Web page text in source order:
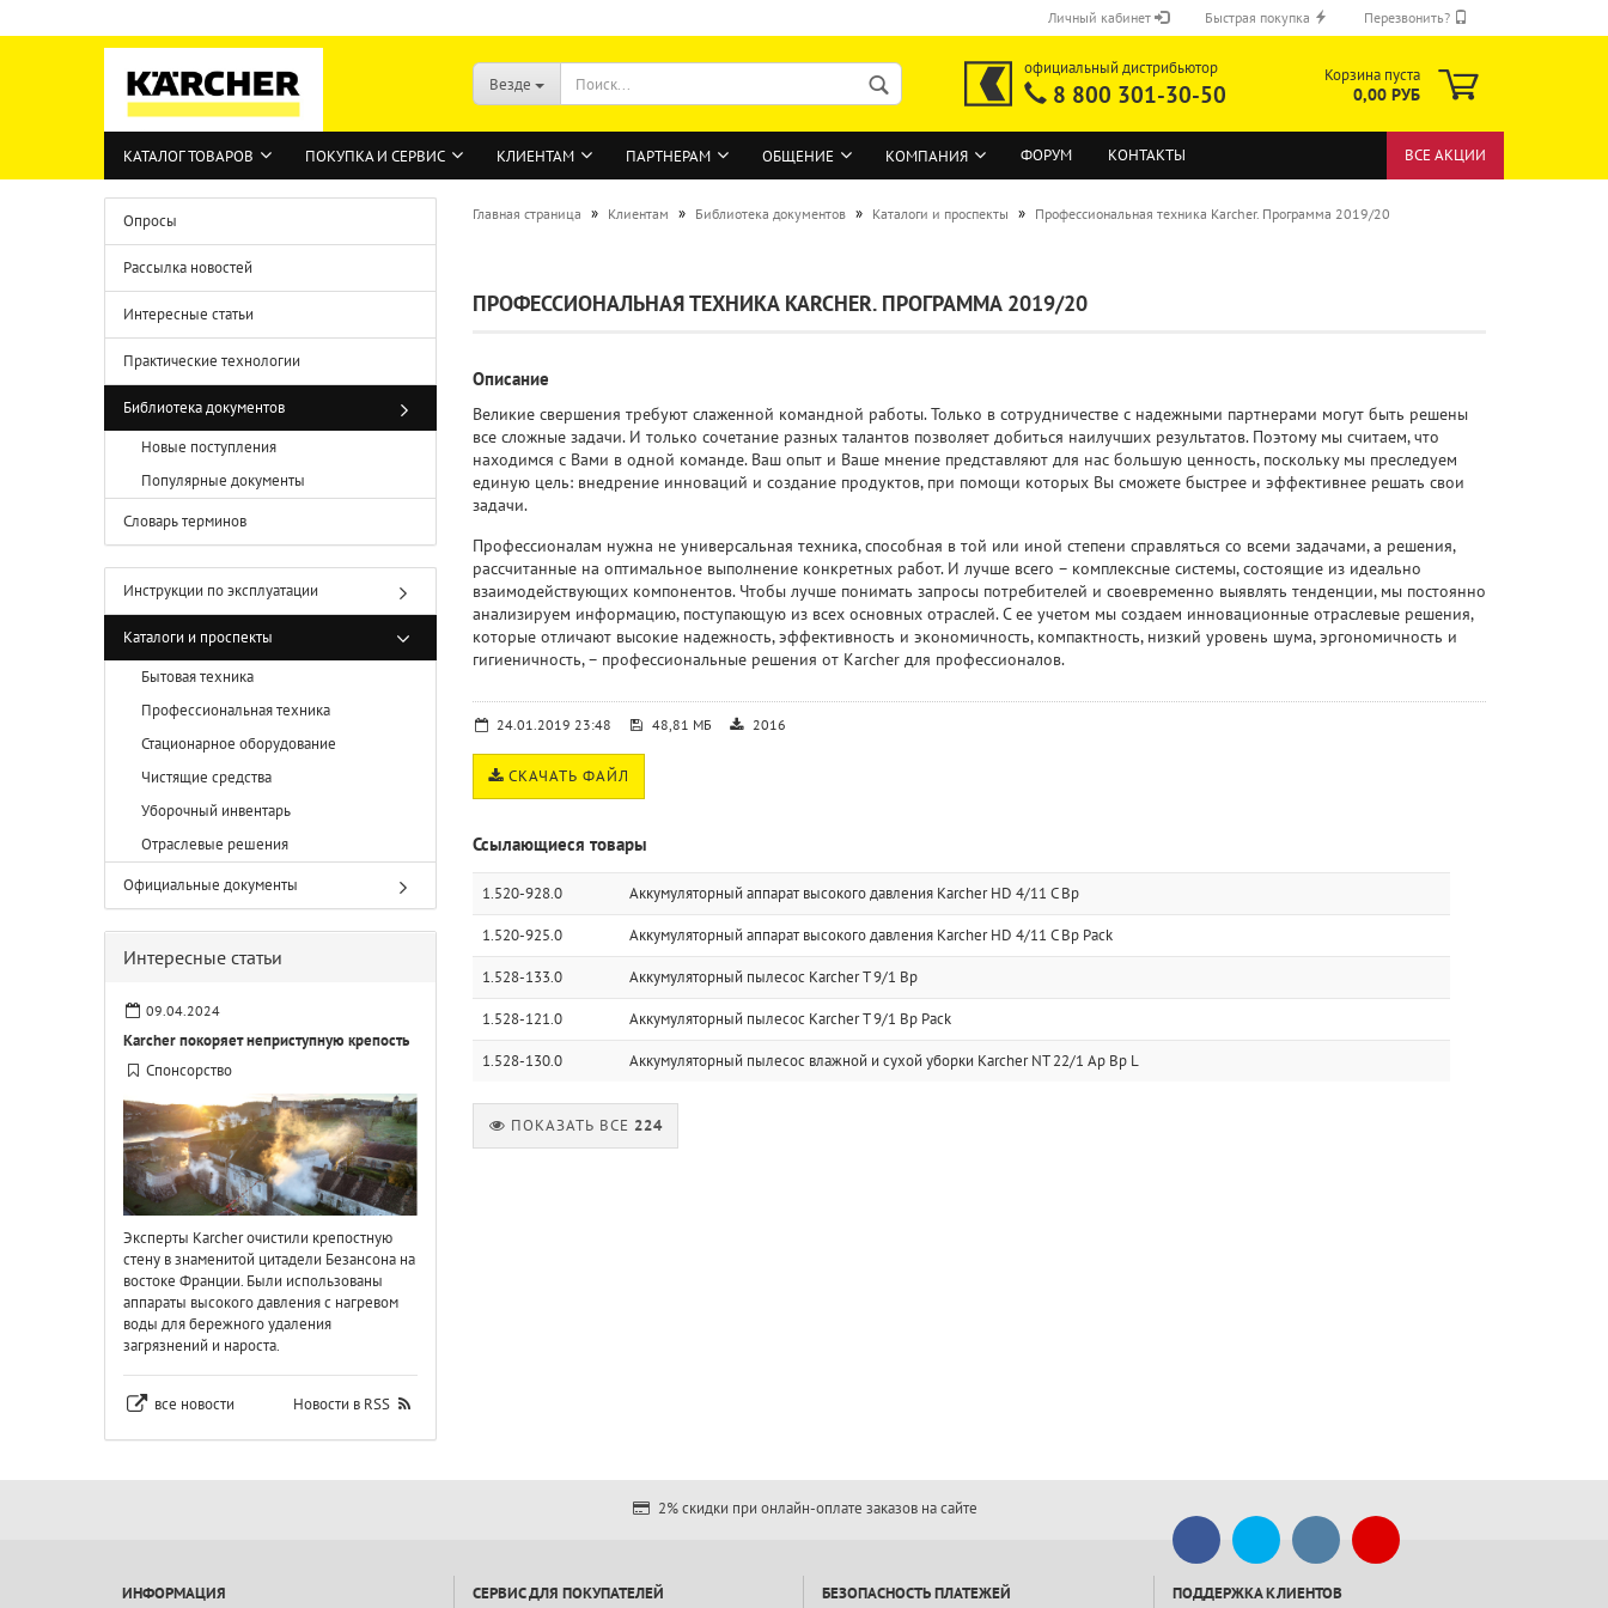
Личный кабинет Быстрая покупка Перезвонить?
Везде
официальный дистрибьютор
8 800 301-30-50
Корзина пуста
0,00 РУБ
КАТАЛОГ ТОВАРОВ ПОКУПКА И СЕРВИС КЛИЕНТАМ ПАРТНЕРАМ ОБЩЕНИЕ КОМПАНИЯ ФОРУМ КОНТАКТЫ ВСЕ АКЦИИ
Главная страница » Клиентам » Библиотека документов » Каталоги и проспекты » Профессиональная техника Karcher. Программа 2019/20
ПРОФЕССИОНАЛЬНАЯ ТЕХНИКА KARCHER. ПРОГРАММА 2019/20
Описание
Великие свершения требуют слаженной командной работы. Только в сотрудничестве с надежными партнерами могут быть решены
все сложные задачи. И только сочетание разных талантов позволяет добиться наилучших результатов. Поэтому мы считаем, что
находимся с Вами в одной команде. Ваш опыт и Ваше мнение представляют для нас большую ценность, поскольку мы преследуем
единую цель: внедрение инноваций и создание продуктов, при помощи которых Вы сможете быстрее и эффективнее решать свои
задачи.
Профессионалам нужна не универсальная техника, способная в той или иной степени справляться со всеми задачами, а решения,
рассчитанные на оптимальное выполнение конкретных работ. И лучше всего – комплексные системы, состоящие из идеально
взаимодействующих компонентов. Чтобы лучше понимать запросы потребителей и своевременно выявлять тенденции, мы постоянно
анализируем информацию, поступающую из всех основных отраслей. С ее учетом мы создаем инновационные отраслевые решения,
которые отличают высокие надежность, эффективность и экономичность, компактность, низкий уровень шума, эргономичность и
гигиеничность, – профессиональные решения от Karcher для профессионалов.
24.01.2019 23:48 48,81 МБ 2016
СКАЧАТЬ ФАЙЛ
Ссылающиеся товары
1.520-928.0 Аккумуляторный аппарат высокого давления Karcher HD 4/11 C Bp
1.520-925.0 Аккумуляторный аппарат высокого давления Karcher HD 4/11 C Bp Pack
1.528-133.0 Аккумуляторный пылесос Karcher T 9/1 Bp
1.528-121.0 Аккумуляторный пылесос Karcher T 9/1 Bp Pack
1.528-130.0 Аккумуляторный пылесос влажной и сухой уборки Karcher NT 22/1 Ap Bp L
ПОКАЗАТЬ ВСЕ 224
Опросы
Рассылка новостей
Интересные статьи
Практические технологии
Библиотека документов
Новые поступления
Популярные документы
Словарь терминов
Инструкции по эксплуатации
Каталоги и проспекты
Бытовая техника
Профессиональная техника
Стационарное оборудование
Чистящие средства
Уборочный инвентарь
Отраслевые решения
Официальные документы
Интересные статьи
09.04.2024
Karcher покоряет неприступную крепость
Спонсорство
Эксперты Karcher очистили крепостную
стену в знаменитой цитадели Безансона на
востоке Франции. Были использованы
аппараты высокого давления с нагревом
воды для бережного удаления
загрязнений и нароста.
все новости Новости в RSS
2% скидки при онлайн-оплате заказов на сайте
ИНФОРМАЦИЯ СЕРВИС ДЛЯ ПОКУПАТЕЛЕЙ БЕЗОПАСНОСТЬ ПЛАТЕЖЕЙ ПОДДЕРЖКА КЛИЕНТОВ